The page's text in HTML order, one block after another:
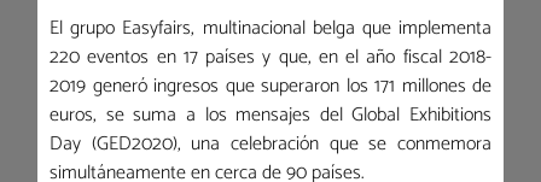
El grupo Easyfairs, multinacional belga que implementa
220 eventos en 17 países y que, en el año fiscal 2018-
2019 generó ingresos que superaron los 171 millones de
euros, se suma a los mensajes del Global Exhibitions
Day (GED2020), una celebración que se conmemora
simultáneamente en cerca de 90 países.